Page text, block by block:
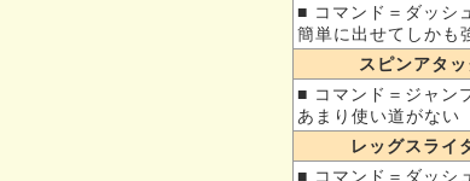
■ コマンド＝ダッシ
簡単に出せてしかも
スピンアタッ
■ コマンド＝ジャン
あまり使い道がない
レッグスライ
■ コマンド＝ダッシ